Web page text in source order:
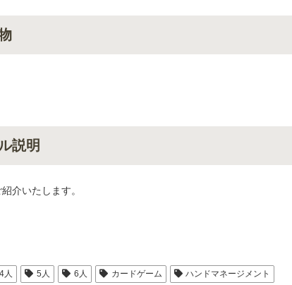
説明
介いたします。
4人 5人 6人 カードゲーム
ハンドマネージメント